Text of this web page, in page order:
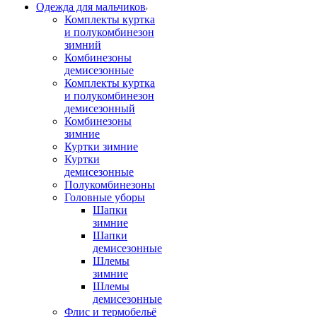
Одежда для мальчиков
Комплекты куртка
и полукомбинезон
зимний
Комбинезоны
демисезонные
Комплекты куртка
и полукомбинезон
демисезонный
Комбинезоны
зимние
Куртки зимние
Куртки
демисезонные
Полукомбинезоны
Головные уборы
Шапки
зимние
Шапки
демисезонные
Шлемы
зимние
Шлемы
демисезонные
Флис и термобельё